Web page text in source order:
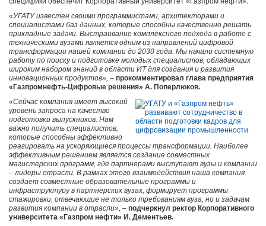
«УГАТУ известен своими программистами, архитекторами и
специалистами баз данных, которые способны качественно решать
прикладные задачи. Выстраивание комплексного подхода в работе с
техническими вузами является одним из направлений цифровой
трансформации нашей компании до 2030 года. Мы начали системную
работу по поиску и подготовке молодых специалистов, обладающих
широким набором знаний в области ИТ для создания и развития
инновационных продуктов», – прокомментировал глава предприятия
«Газпромнефть-Цифровые решения» А. Поперлюков.
«Сейчас компания имеет высокий
уровень запроса на качество
подготовки выпускников. Нам
важно получить специалистов,
которые способны эффективно
реагировать на ускоряющиеся процессы трансформации. Наиболее
эффективным решением является создание совместных
магистерских программ, где партнерами выступают вузы и компании
– лидеры отрасли. В рамках этого взаимодействия наша компания
создает совместные образовательные программы и
инфраструктуру в партнерских вузах, формирует программы
стажировки, отвечающие не только требованиям вуза, но и задачам
развития компании в отрасли», – подчеркнул ректор Корпоративного
университета «Газпром нефти» И. Дементьев.